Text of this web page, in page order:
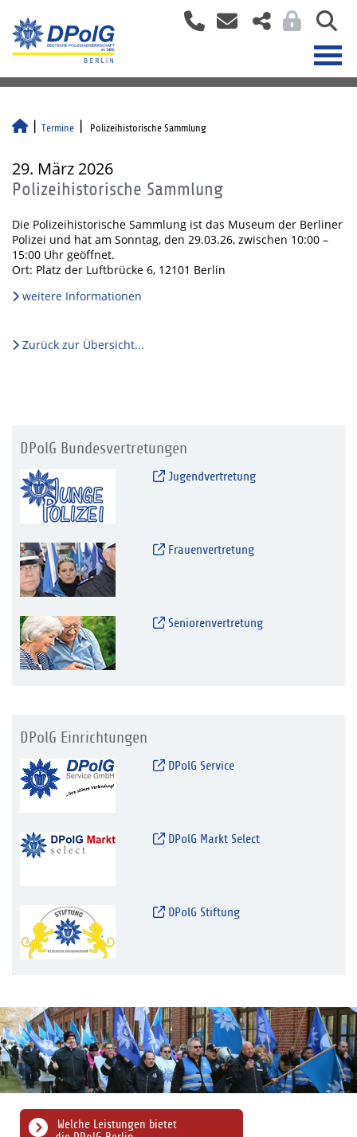
Termine Polizeihistorische Sammlung
29. März 2026
Polizeihistorische Sammlung
Die Polizeihistorische Sammlung ist das Museum der Berliner
Polizei und hat am Sonntag, den 29.03.26, zwischen 10:00 –
15:00 Uhr geöffnet.
Ort: Platz der Luftbrücke 6, 12101 Berlin
weitere Informationen
Zurück zur Übersicht...
DPolG Bundesvertretungen
Jugendvertretung
Frauenvertretung
Seniorenvertretung
DPolG Einrichtungen
DPolG Service
DPolG Markt Select
DPolG Stiftung
Welche Leistungen bietet